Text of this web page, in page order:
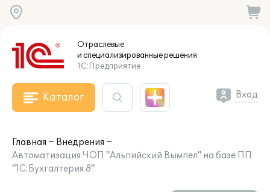
Отраслевые
и специализированныерешения
1С:Предприятие
Каталог Вход
Главная
Внедрения
Автоматизация ЧОП "Альпийский Вымпел" на базе ПП
"1С:Бухгалтерия 8"